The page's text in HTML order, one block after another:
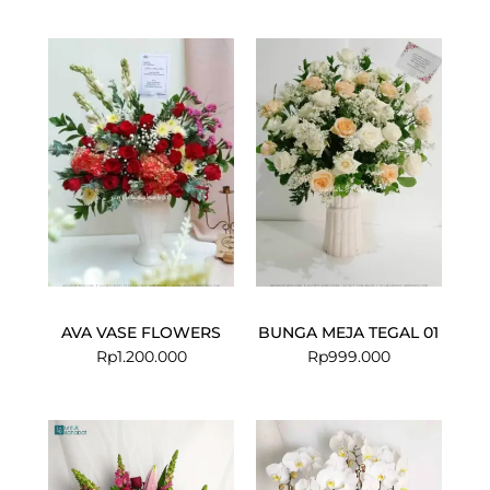
AVA VASE FLOWERS
Rp1.200.000
BUNGA MEJA TEGAL 01
Rp999.000